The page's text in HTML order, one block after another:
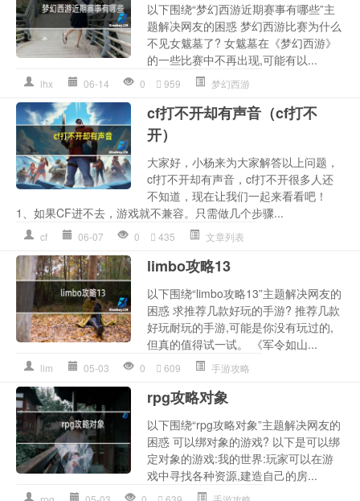
以下围绕“梦幻西游近期赛事有哪些”主
题解决网友的困惑 梦幻西游比赛为什么
不见女魃墓了? 女魃墓在《梦幻西游》
的一些比赛中不再出现,可能有以...
lhx 06-14 0 959 梦幻西游
cf打不开却有声音（cf打不
开）
大家好，小杨来为大家解答以上问题，
cf打不开却有声音，cf打不开很多人还
不知道，现在让我们一起来看看吧！
1、如果CF进不去，游戏就不兼容。只需做几个步骤...
cf 06-07 0 435 文章列表
limbo攻略13
以下围绕“limbo攻略13”主题解决网友的
困惑 求推荐几款好玩的手游? 推荐几款
好玩耐玩的手游,可能是你没有玩过的,
但真的值得试一试。 《军令如山...
lim 05-03 0 609 手游攻略
rpg攻略对象
以下围绕“rpg攻略对象”主题解决网友的
困惑 可以绑对象的游戏? 以下是可以绑
定对象的游戏:我的世界:玩家可以在游
戏中寻找各种资源,建造自己的房...